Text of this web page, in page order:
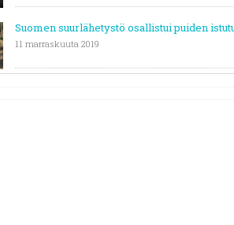
Suomen suurlähetystö osallistui puiden
11 marraskuuta 2019